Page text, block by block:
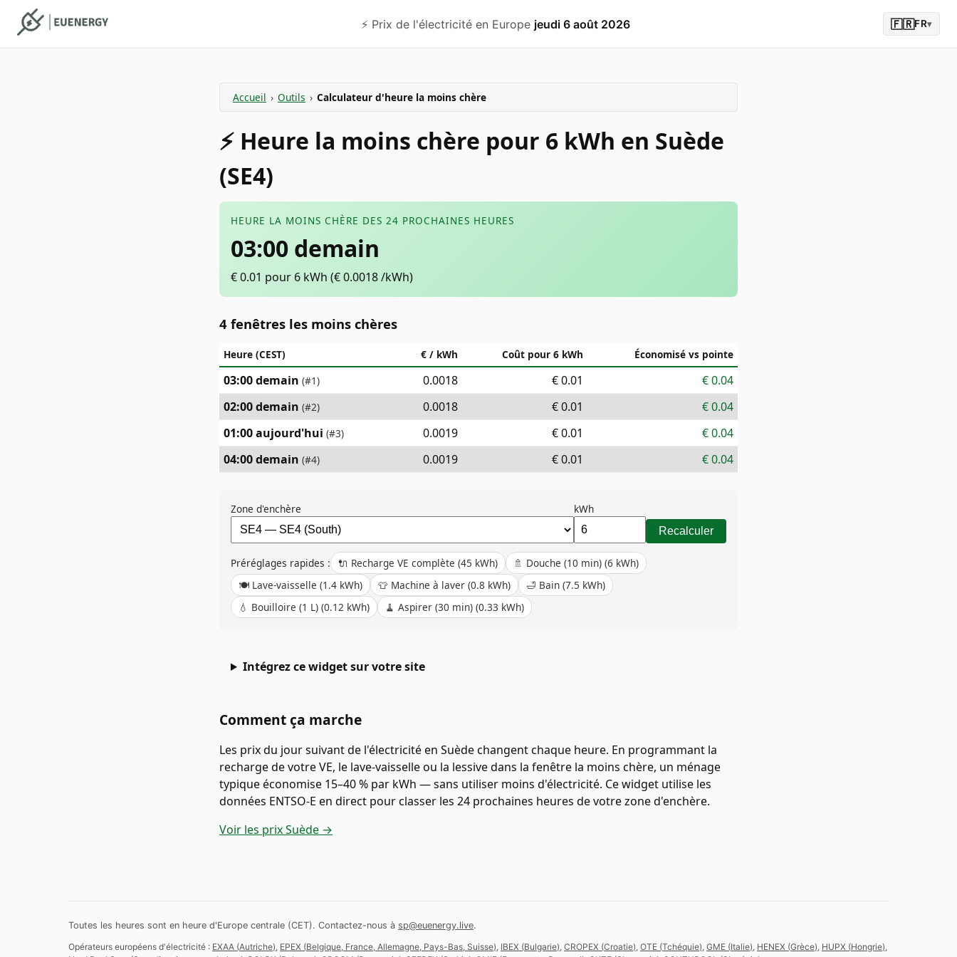
⚡️ Prix de l'électricité en Europe jeudi 6 août 2026 🇫🇷FR▾
Accueil › Outils › Calculateur d'heure la moins chère
⚡️ Heure la moins chère pour 6 kWh en Suède
(SE4)
HEURE LA MOINS CHÈRE DES 24 PROCHAINES HEURES
03:00 demain
€0.01 pour 6 kWh (€0.0018/kWh)
4 fenêtres les moins chères
Heure (CEST) € / kWh Coût pour 6 kWh Économisé vs pointe
03:00 demain (#1) 0.0018 €0.01 €0.04
02:00 demain (#2) 0.0018 €0.01 €0.04
01:00 aujourd'hui (#3) 0.0019 €0.01 €0.04
04:00 demain (#4) 0.0019 €0.01 €0.04
Zone d'enchère kWh
Recalculer
Préréglages rapides : 🔌 Recharge VE complète (45 kWh) 🚿 Douche (10 min) (6 kWh)
🍽️ Lave-vaisselle (1.4 kWh) 👕 Machine à laver (0.8 kWh) 🛁 Bain (7.5 kWh)
💧 Bouilloire (1 L) (0.12 kWh) 🧹 Aspirer (30 min) (0.33 kWh)
Intégrez ce widget sur votre site
Comment ça marche
Les prix du jour suivant de l'électricité en Suède changent chaque heure. En programmant la
recharge de votre VE, le lave-vaisselle ou la lessive dans la fenêtre la moins chère, un ménage
typique économise 15–40 % par kWh — sans utiliser moins d'électricité. Ce widget utilise les
données ENTSO-E en direct pour classer les 24 prochaines heures de votre zone d'enchère.
Voir les prix Suède →
Toutes les heures sont en heure d'Europe centrale (CET). Contactez-nous à sp@euenergy.live.
Opérateurs européens d'électricité : EXAA (Autriche), EPEX (Belgique, France, Allemagne, Pays-Bas, Suisse), IBEX (Bulgarie), CROPEX (Croatie), OTE (Tchéquie), GME (Italie), HENEX (Grèce), HUPX (Hongrie),